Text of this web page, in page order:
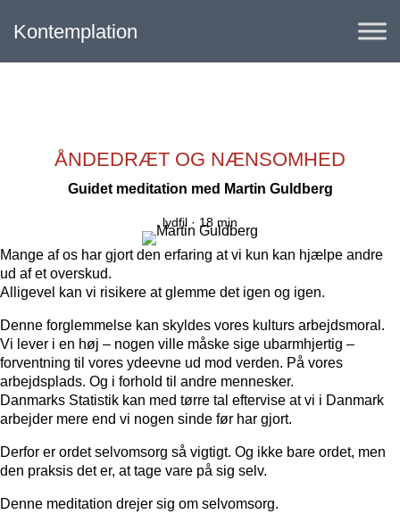
Kontemplation
ÅNDEDRÆT OG NÆNSOMHED
Guidet meditation med Martin Guldberg
lydfil · 18 min
Mange af os har gjort den erfaring at vi kun kan hjælpe andre
ud af et overskud.
Alligevel kan vi risikere at glemme det igen og igen.
Denne forglemmelse kan skyldes vores kulturs arbejdsmoral.
Vi lever i en høj – nogen ville måske sige ubarmhjertig –
forventning til vores ydeevne ud mod verden. På vores
arbejdsplads. Og i forhold til andre mennesker.
Danmarks Statistik kan med tørre tal eftervise at vi i Danmark
arbejder mere end vi nogen sinde før har gjort.
Derfor er ordet selvomsorg så vigtigt. Og ikke bare ordet, men
den praksis det er, at tage vare på sig selv.
Denne meditation drejer sig om selvomsorg.